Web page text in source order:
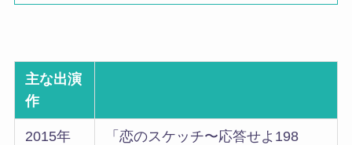
主な出演
作
2015年
「恋のスケッチ〜応答せよ198